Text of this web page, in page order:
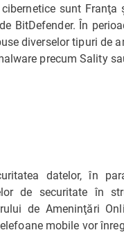
sunt Franţa
BitDefender. În
diverselor tipuri de
precum Sality
datelor, în
de securitate în
de Ameninţări
mobile vor